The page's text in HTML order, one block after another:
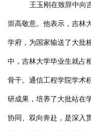
王玉刚在致辞中向
崇高敬意。他表示，吉林
学府，为国家输送了大批
中，吉林大学毕业生就占
骨干。通信工程学院学术
研成果，培养了大批站在
协同、双向奔赴，是深入